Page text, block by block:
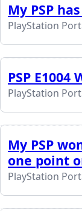
My PSP
PlayStation
PSP E1004
PlayStation
My PSP
one point
PlayStation